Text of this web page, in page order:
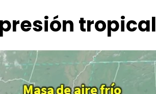
tropical